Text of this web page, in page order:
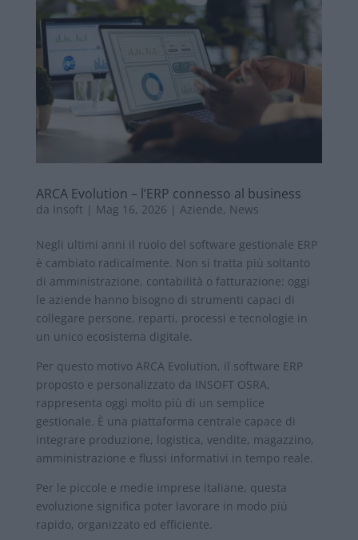
ARCA Evolution – l’ERP connesso al business
da Insoft | Mag 16, 2026 | Aziende, News
Negli ultimi anni il ruolo del software gestionale ERP
è cambiato radicalmente. Non si tratta più soltanto
di amministrazione, contabilità o fatturazione: oggi
le aziende hanno bisogno di strumenti capaci di
collegare persone, reparti, processi e tecnologie in
un unico ecosistema digitale.
Per questo motivo ARCA Evolution, il software ERP
proposto e personalizzato da INSOFT OSRA,
rappresenta oggi molto più di un semplice
gestionale. È una piattaforma centrale capace di
integrare produzione, logistica, vendite, magazzino,
amministrazione e flussi informativi in tempo reale.
Per le piccole e medie imprese italiane, questa
evoluzione significa poter lavorare in modo più
rapido, organizzato ed efficiente.